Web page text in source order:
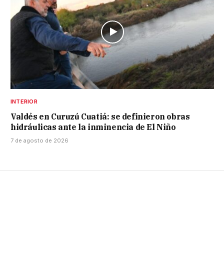
INTERIOR
Valdés en Curuzú Cuatiá: se definieron obras
hidráulicas ante la inminencia de El Niño
7 de agosto de 2026